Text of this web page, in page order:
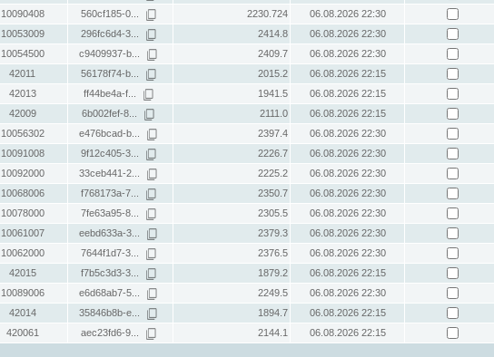
10090408 560cf185-0... 2230.724
06.08.2026 22:30
10053009 296fc6d4-3... 2414.8
06.08.2026 22:30
10054500 c9409937-b... 2409.7
06.08.2026 22:30
42011 56178f74-b... 2015.2
06.08.2026 22:15
42013 ff44be4a-f... 1941.5
06.08.2026 22:15
42009 6b002fef-8... 2111.0
06.08.2026 22:15
10056302 e476bcad-b... 2397.4
06.08.2026 22:30
10091008 9f12c405-3... 2226.7
06.08.2026 22:30
10092000 33ceb441-2... 2225.2
06.08.2026 22:30
10068006 f768173a-7... 2350.7
06.08.2026 22:30
10078000 7fe63a95-8... 2305.5
06.08.2026 22:30
10061007 eebd633a-3... 2379.3
06.08.2026 22:30
10062000 7644f1d7-3... 2376.5
06.08.2026 22:30
42015 f7b5c3d3-3... 1879.2
06.08.2026 22:15
10089006 e6d68ab7-5... 2249.5
06.08.2026 22:30
42014 35846b8b-e... 1894.7
06.08.2026 22:15
420061 aec23fd6-9... 2144.1
06.08.2026 22:15